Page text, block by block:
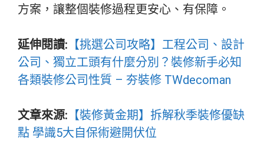
方案，讓整個裝修過程更安心、有保障。
延伸閱讀: 【挑選公司攻略】工程公司、設計
公司、獨立工頭有什麼分別？裝修新手必知
各類裝修公司性質 – 夯裝修 TWdecoman
文章來源: 【裝修黃金期】拆解秋季裝修優缺
點 學識5大自保術避開伏位